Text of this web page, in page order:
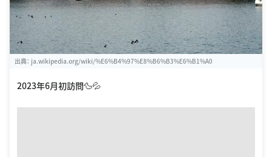
出典： ja.wikipedia.org/wiki/%E6%B4%97%E8%B6%B3%E6%B1%A0
2023年6月初訪問🦆💦